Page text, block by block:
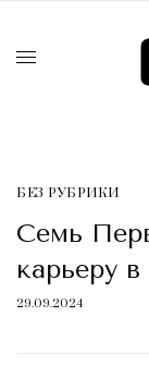
БЕЗ РУБРИКИ
Семь
карьеру
29.09.2024